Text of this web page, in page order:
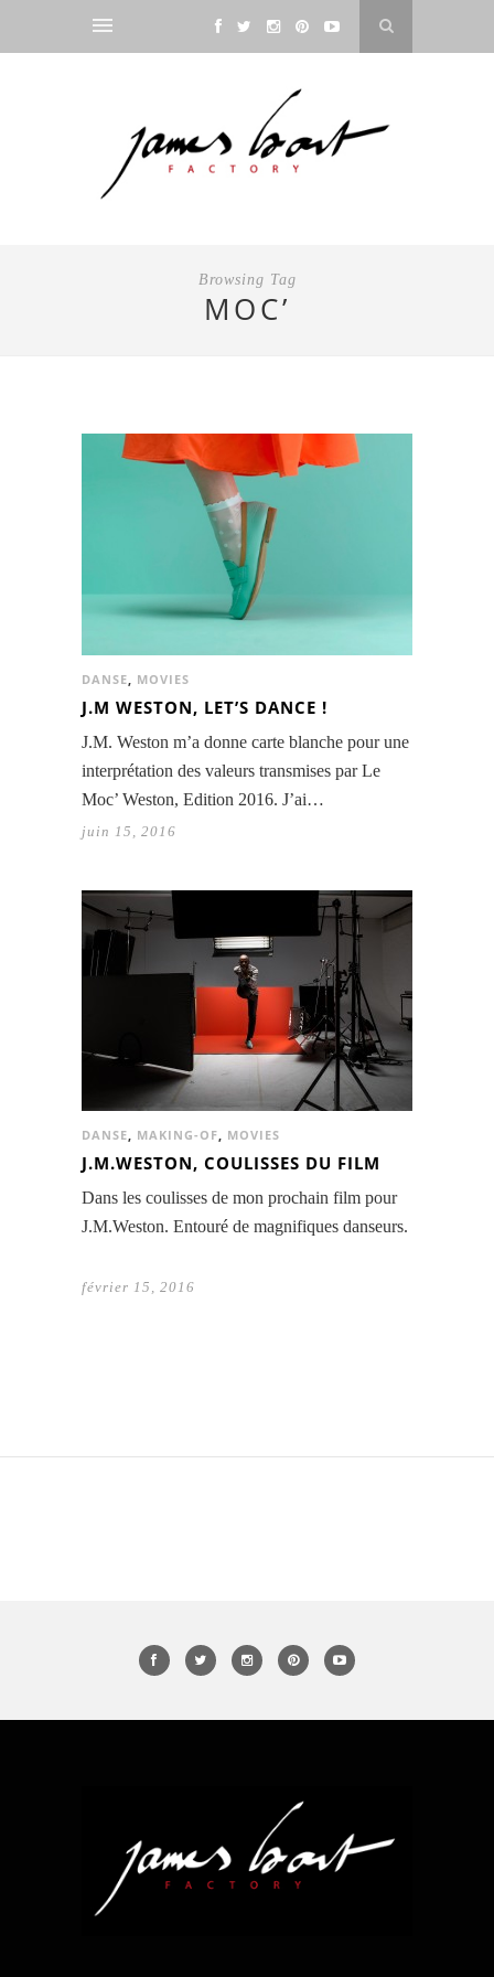
Browsing Tag
MOC’
DANSE MOVIES
J.M WESTON, LET’S DANCE !
J.M. Weston m’a donne carte blanche pour une
interprétation des valeurs transmises par Le
Moc’ Weston, Edition 2016. J’ai…
juin 15, 2016
DANSE MAKING-OF MOVIES
J.M.WESTON, COULISSES DU FILM
Dans les coulisses de mon prochain film pour
J.M.Weston. Entouré de magnifiques danseurs.
février 15, 2016